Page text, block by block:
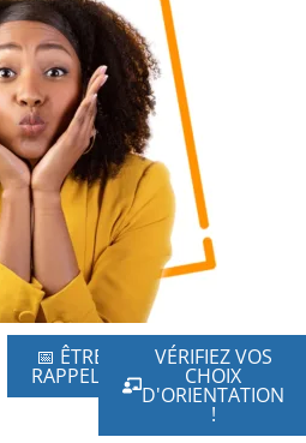
📅 ÊTRE
RAPPELÉ
VÉRIFIEZ VOS
CHOIX
D'ORIENTATION
!